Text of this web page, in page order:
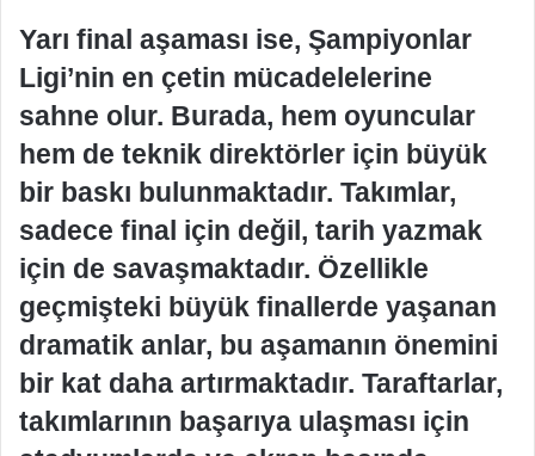
Yarı final aşaması ise, Şampiyonlar
Ligi’nin en çetin mücadelelerine
sahne olur. Burada, hem oyuncular
hem de teknik direktörler için büyük
bir baskı bulunmaktadır. Takımlar,
sadece final için değil, tarih yazmak
için de savaşmaktadır. Özellikle
geçmişteki büyük finallerde yaşanan
dramatik anlar, bu aşamanın önemini
bir kat daha artırmaktadır. Taraftarlar,
takımlarının başarıya ulaşması için